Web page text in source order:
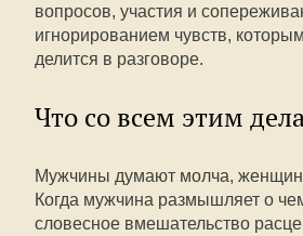
вопросов, участия и
игнорированием чувств,
делится в разговоре.
Что со всем этим
Мужчины думают молча,
Когда мужчина размышляет о
словесное вмешательство